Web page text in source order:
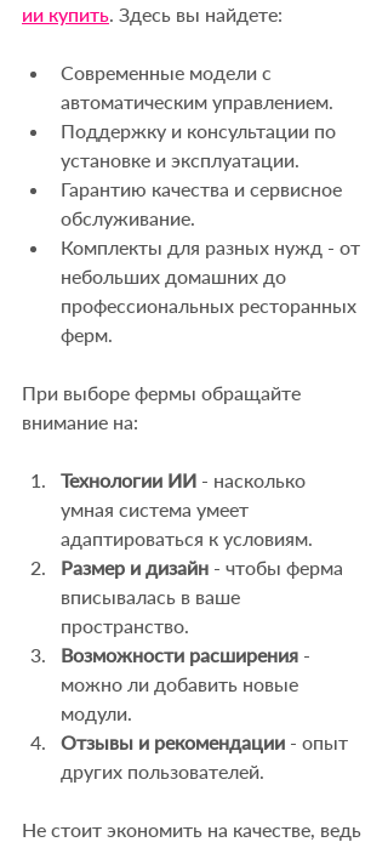
ии купить . Здесь вы найдете:
Современные модели с
автоматическим управлением.
Поддержку и консультации по
установке и эксплуатации.
Гарантию качества и сервисное
обслуживание.
Комплекты для разных нужд - от
небольших домашних до
профессиональных ресторанных
ферм.
При выборе фермы обращайте
внимание на:
Технологии ИИ - насколько
умная система умеет
адаптироваться к условиям.
Размер и дизайн - чтобы ферма
вписывалась в ваше
пространство.
Возможности расширения -
можно ли добавить новые
модули.
Отзывы и рекомендации - опыт
других пользователей.
Не стоит экономить на качестве, ведь